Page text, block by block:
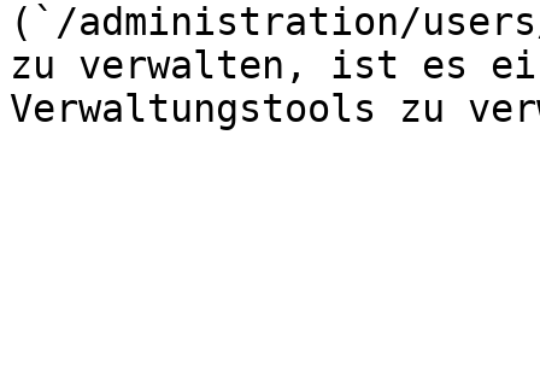
(`/administration/
zu verwalten, ist es